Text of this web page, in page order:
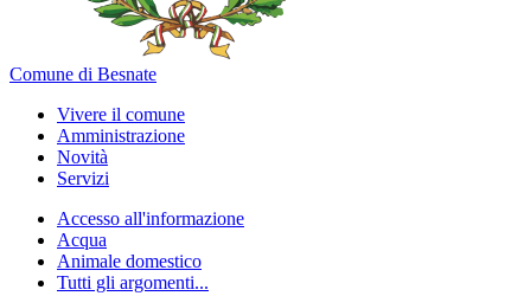
Comune di Besnate
Vivere il comune
Amministrazione
Novità
Servizi
Accesso all'informazione
Acqua
Animale domestico
Tutti gli argomenti...